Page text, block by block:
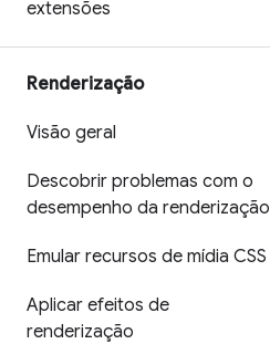
extensões
Renderização
Visão geral
Descobrir problemas com o
desempenho da renderização
Emular recursos de mídia CSS
Aplicar efeitos de
renderização